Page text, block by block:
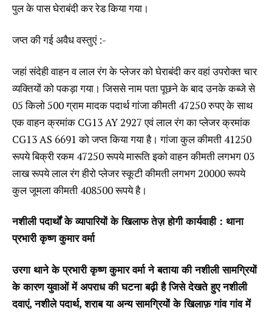
पुल के पास घेराबंदी कर रेड किया गया।
जप्त की गई अवैध वस्तुएं :-
जहां संदेही वाहन व लाल रंग के प्लेजर को घेराबंदी कर वहां उपरोक्त चार
व्यक्तियों को पकड़ा गया। जिससे नाम पता पूछने के बाद उनके कब्जे से
05 किलो 500 ग्राम मादक पदार्थ गांजा कीमती 47250 रुपए के साथ
एक वाहन क्रमांक CG13 AY 2927 एवं लाल रंग का प्लेजर क्रमांक
CG13 AS 6691 को जप्त किया गया है। गांजा कुल कीमती 41250
रूपये बिक्री रकम 47250 रूपये मारूति इको वाहन कीमती लगभग 03
लाख रूपये लाल रंग हीरो प्लेजर स्कूटी कीमती लगभग 20000 रूपये
कुल जूमला कीमती 408500 रूपये है।
नशीली पदार्थों के व्यापारियों के खिलाफ तेज़ होगी कार्यवाही : थाना
प्रभारी कृष्ण कुमार वर्मा
उरगा थाने के प्रभारी कृष्ण कुमार वर्मा ने बताया की नशीली सामग्रियों
के कारण युवाओं में अपराध की घटना बढ़ी है जिसे देखते हुए नशीली
दवाएं, नशीले पदार्थ, शराब या अन्य सामग्रियों के खिलाफ़ गांव गांव में